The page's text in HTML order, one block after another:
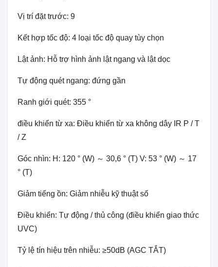
Vị trí đặt trước: 9
Kết hợp tốc độ: 4 loại tốc độ quay tùy chọn
Lật ảnh: Hỗ trợ hình ảnh lật ngang và lật dọc
Tự động quét ngang: đứng gần
Ranh giới quét: 355 °
điều khiển từ xa: Điều khiển từ xa không dây IR P / T
/ Z
Góc nhìn: H: 120 ° (W) ～ 30,6 ° (T) V: 53 ° (W) ～ 17
° (T)
Giảm tiếng ồn: Giảm nhiễu kỹ thuật số
Điều khiển: Tự động / thủ công (điều khiển giao thức
UVC)
Tỷ lệ tín hiệu trên nhiễu: ≥50dB (AGC TẮT)